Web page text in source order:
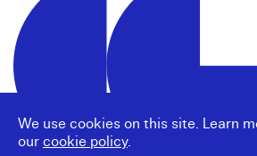
We use cookies on this site. Learn
our cookie policy.